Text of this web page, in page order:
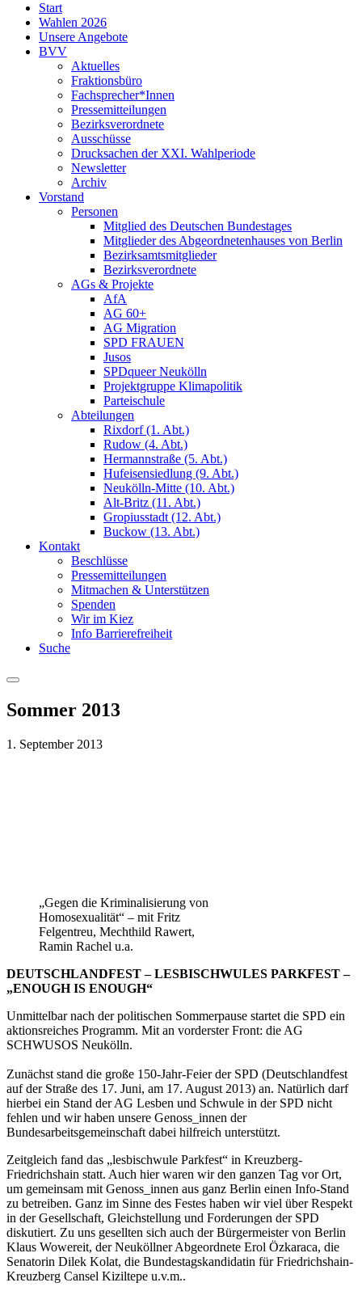
Start
Wahlen 2026
Unsere Angebote
BVV
Aktuelles
Fraktionsbüro
Fachsprecher*Innen
Pressemitteilungen
Bezirksverordnete
Ausschüsse
Drucksachen der XXI. Wahlperiode
Newsletter
Archiv
Vorstand
Personen
Mitglied des Deutschen Bundestages
Mitglieder des Abgeordnetenhauses von Berlin
Bezirksamtsmitglieder
Bezirksverordnete
AGs & Projekte
AfA
AG 60+
AG Migration
SPD FRAUEN
Jusos
SPDqueer Neukölln
Projektgruppe Klimapolitik
Parteischule
Abteilungen
Rixdorf (1. Abt.)
Rudow (4. Abt.)
Hermannstraße (5. Abt.)
Hufeisensiedlung (9. Abt.)
Neukölln-Mitte (10. Abt.)
Alt-Britz (11. Abt.)
Gropiusstadt (12. Abt.)
Buckow (13. Abt.)
Kontakt
Beschlüsse
Pressemitteilungen
Mitmachen & Unterstützen
Spenden
Wir im Kiez
Info Barrierefreiheit
Suche
Menu
Sommer 2013
1. September 2013
„Gegen die Kriminalisierung von
Homosexualität“ – mit Fritz
Felgentreu, Mechthild Rawert,
Ramin Rachel u.a.
DEUTSCHLANDFEST – LESBISCHWULES PARKFEST –
„ENOUGH IS ENOUGH“
Unmittelbar nach der politischen Sommerpause startet die SPD ein
aktionsreiches Programm. Mit an vorderster Front: die AG
SCHWUSOS Neukölln.
Zunächst stand die große 150-Jahr-Feier der SPD (Deutschlandfest
auf der Straße des 17. Juni, am 17. August 2013) an. Natürlich darf
hierbei ein Stand der AG Lesben und Schwule in der SPD nicht
fehlen und wir haben unsere Genoss_innen der
Bundesarbeitsgemeinschaft dabei hilfreich unterstützt.
Zeitgleich fand das „lesbischwule Parkfest“ in Kreuzberg-
Friedrichshain statt. Auch hier waren wir den ganzen Tag vor Ort,
um gemeinsam mit Genoss_innen aus ganz Berlin einen Info-Stand
zu betreiben. Ganz im Sinne des Festes haben wir viel über Respekt
in der Gesellschaft, Gleichstellung und Forderungen der SPD
diskutiert. Zu uns gesellten sich auch der Bürgermeister von Berlin
Klaus Wowereit, der Neuköllner Abgeordnete Erol Özkaraca, die
Senatorin Dilek Kolat, die Bundestagskandidatin für Friedrichshain-
Kreuzberg Cansel Kiziltepe u.v.m..